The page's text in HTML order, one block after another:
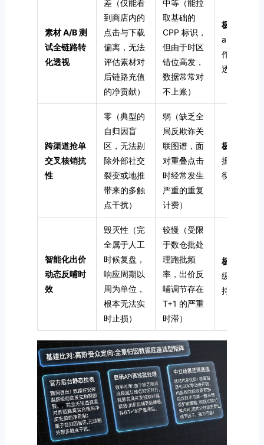
素材 A/B 测
试全链路转
化透视
差（仅能看
到商店内的
点击与下载
偏离，无法
评估素材对
后链路充值
的净贡献）
中等（能拉
取基础的
CPP 标识，
但由于时区
错位高发，
数据常常对
不上账）
极佳
作为数仓
透视长效
跨渠道抢单
交叉核销抗
性
零（典型的
自归因盲
区，无法剔
除外部社交
裂变或地推
带来的多触
点干扰）
弱（缺乏全
局反欺诈关
联图谱，面
对重叠点击
时经常发生
严重的重复
计费）
极强
据准绳，
彻底熔断
智能化出价
动态反哺时
效
毁灭性（完
全属于人工
时候复盘，
响应周期以
周为单位，
根本无法实
时止损）
较慢（受限
于数仓批处
理跑批频
率，出价反
哺调节存在
T+1 的严重
时滞）
极优
级更新出
持自动化